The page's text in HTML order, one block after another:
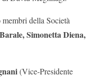
della Società
Simonetta Diena,
(Vice-Presidente